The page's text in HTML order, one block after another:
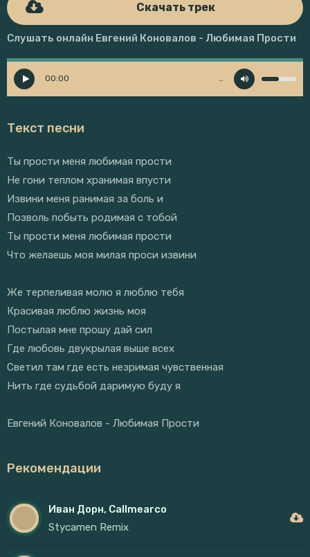
Скачать трек
Слушать онлайн Евгений Коновалов - Любимая Прости
00:00 …
Текст песни
Ты прости меня любимая прости
Не гони теплом хранимая впусти
Извини меня ранимая за боль и
Позволь побыть родимая с тобой
Ты прости меня любимая прости
Что желаешь моя милая проси извини
Же терпеливая молю я люблю тебя
Красивая люблю жизнь моя
Постылая мне прошу дай сил
Где любовь двукрылая выше всех
Светил там где есть незримая чувственная
Нить где судьбой даримую буду я
Евгений Коновалов - Любимая Прости
Рекомендации
Иван Дорн, Callmearco
Stycamen Remix